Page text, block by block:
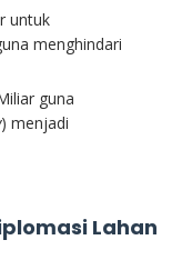
untuk
menghindari
guna
) menjadi
Lahan